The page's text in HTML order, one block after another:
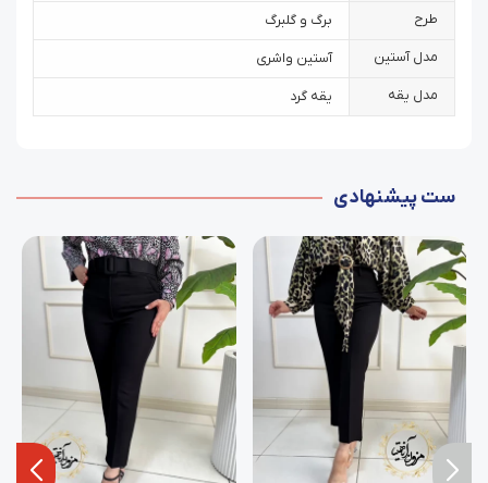
طرح برگ و گلبرگ
مدل آستین آستین واشری
مدل یقه یقه گرد
ست پیشنهادی